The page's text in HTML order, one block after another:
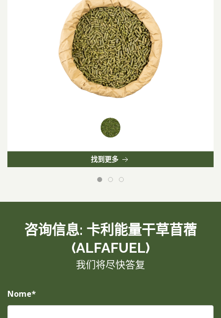
找到更多
咨询信息: 卡利能量干草苜蓿
(ALFAFUEL)
我们将尽快答复
Nome*